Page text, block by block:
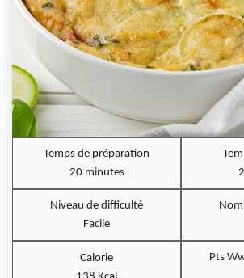
Temps de préparation
20 minutes
Niveau de difficulté
Facile
Calorie
Pts